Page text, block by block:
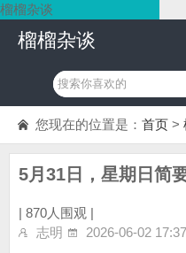
榴榴杂谈
榴榴杂谈
您现在的位置是： 首页 >
5月31日，星期日简
| 870人围观 |
志明
2026-06-02